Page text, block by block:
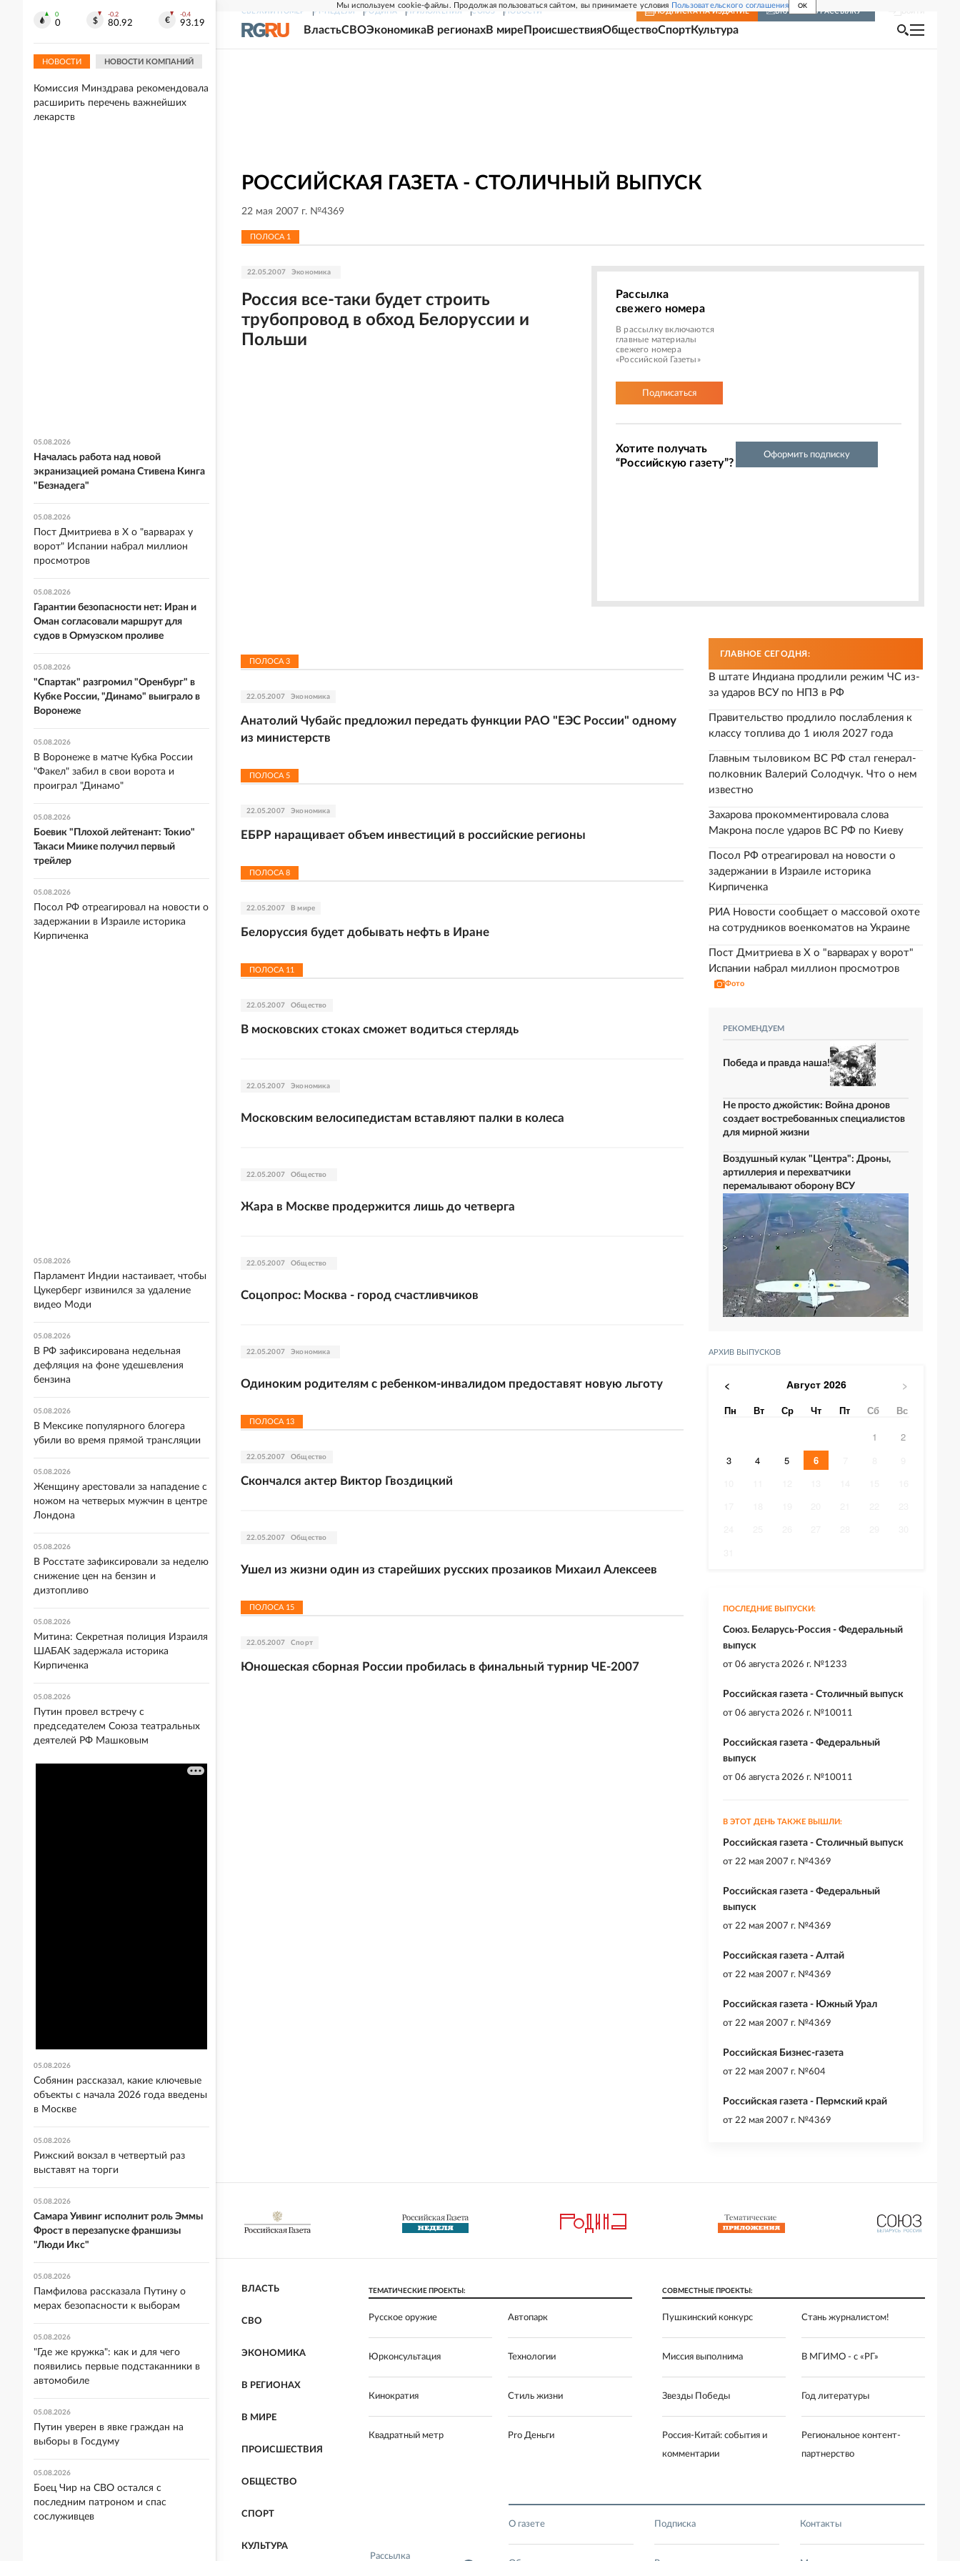
Мы используем cookie-файлы. Продолжая пользоваться сайтом, вы принимаете условия Пользовательского соглашения OK
СВЕЖИЙ НОМЕР РГ-НЕДЕЛЯ РОДИНА ПРИЛОЖЕНИЯ СОЮЗ НОВОСТИ ПОДПИСКА НА ИЗДАНИЕ ВКЛЮЧИТЬ РАССЫЛКУ
ВластьСВОЭкономикаВ регионахВ мире ПроисшествияОбществоСпортКультура
РОССИЙСКАЯ ГАЗЕТА - СТОЛИЧНЫЙ ВЫПУСК
22 мая 2007 г. №4369
ПОЛОСА 1
22.05.2007 Экономика
Россия все-таки будет строить
трубопровод в обход Белоруссии и
Польши
Рассылка
свежего номера
В рассылку включаются
главные материалы
свежего номера
«Российской Газеты»
Подписаться
Хотите получать
“Российскую газету”?
Оформить подписку
ПОЛОСА 3
22.05.2007 Экономика
Анатолий Чубайс предложил передать функции РАО "ЕЭС России" одному
из министерств
ПОЛОСА 5
22.05.2007 Экономика
ЕБРР наращивает объем инвестиций в российские регионы
ПОЛОСА 8
22.05.2007 В мире
Белоруссия будет добывать нефть в Иране
ПОЛОСА 11
22.05.2007 Общество
В московских стоках сможет водиться стерлядь
22.05.2007 Экономика
Московским велосипедистам вставляют палки в колеса
22.05.2007 Общество
Жара в Москве продержится лишь до четверга
22.05.2007 Общество
Соцопрос: Москва - город счастливчиков
22.05.2007 Экономика
Одиноким родителям с ребенком-инвалидом предоставят новую льготу
ПОЛОСА 13
22.05.2007 Общество
Скончался актер Виктор Гвоздицкий
22.05.2007 Общество
Ушел из жизни один из старейших русских прозаиков Михаил Алексеев
ПОЛОСА 15
22.05.2007 Спорт
Юношеская сборная России пробилась в финальный турнир ЧЕ-2007
ГЛАВНОЕ СЕГОДНЯ:
В штате Индиана продлили режим ЧС из-
за ударов ВСУ по НПЗ в РФ
Правительство продлило послабления к
классу топлива до 1 июля 2027 года
Главным тыловиком ВС РФ стал генерал-
полковник Валерий Солодчук. Что о нем
известно
Захарова прокомментировала слова
Макрона после ударов ВС РФ по Киеву
Посол РФ отреагировал на новости о
задержании в Израиле историка
Кирпиченка
РИА Новости сообщает о массовой охоте
на сотрудников военкоматов на Украине
Пост Дмитриева в X о "варварах у ворот"
Испании набрал миллион просмотров
Фото
РЕКОМЕНДУЕМ
Победа и правда наша!
Не просто джойстик: Война дронов
создает востребованных специалистов
для мирной жизни
Воздушный кулак "Центра": Дроны,
артиллерия и перехватчики
перемалывают оборону ВСУ
АРХИВ ВЫПУСКОВ
< Август 2026 >
Пн Вт Ср Чт Пт Сб
Вс
1
2
3
4 5 6
ПОСЛЕДНИЕ ВЫПУСКИ:
Союз. Беларусь-Россия - Федеральный
выпуск
от 06 августа 2026 г. №1233
Российская газета - Столичный выпуск
от 06 августа 2026 г. №10011
Российская газета - Федеральный
выпуск
от 06 августа 2026 г. №10011
В ЭТОТ ДЕНЬ ТАКЖЕ ВЫШЛИ:
Российская газета - Столичный выпуск
от 22 мая 2007 г. №4369
Российская газета - Федеральный
выпуск
от 22 мая 2007 г. №4369
Российская газета - Алтай
от 22 мая 2007 г. №4369
Российская газета - Южный Урал
от 22 мая 2007 г. №4369
Российская Бизнес-газета
от 22 мая 2007 г. №604
Российская газета - Пермский край
от 22 мая 2007 г. №4369
ВЛАСТЬ
СВО
ЭКОНОМИКА
В РЕГИОНАХ
В МИРЕ
ПРОИСШЕСТВИЯ
ОБЩЕСТВО
СПОРТ
КУЛЬТУРА
ТЕМАТИЧЕСКИЕ ПРОЕКТЫ:
Русское оружие Автопарк
Юрконсультация Технологии
Кинократия Стиль жизни
Квадратный метр Pro Деньги
СОВМЕСТНЫЕ ПРОЕКТЫ:
Пушкинский конкурс Стань журналистом!
Миссия выполнима В МГИМО - с «РГ»
Звезды Победы Год литературы
Россия-Китай: события и
комментарии
Региональное контент-
партнерство
О газете Подписка Контакты
Рассылка
0
0
-0.2
80.92
-0.4
93.19
НОВОСТИ НОВОСТИ КОМПАНИЙ
Захарова прокомментировала слова
Макрона после ударов ВС РФ по
Комиссия Минздрава рекомендовала
расширить перечень важнейших
лекарств
05.08.2026
Началась работа над новой
экранизацией романа Стивена Кинга
"Безнадега"
05.08.2026
Пост Дмитриева в X о "варварах у
ворот" Испании набрал миллион
просмотров
05.08.2026
Гарантии безопасности нет: Иран и
Оман согласовали маршрут для
судов в Ормузском проливе
05.08.2026
"Спартак" разгромил "Оренбург" в
Кубке России, "Динамо" выиграло в
Воронеже
05.08.2026
В Воронеже в матче Кубка России
"Факел" забил в свои ворота и
проиграл "Динамо"
05.08.2026
Боевик "Плохой лейтенант: Токио"
Такаси Миике получил первый
трейлер
05.08.2026
Посол РФ отреагировал на новости о
задержании в Израиле историка
Кирпиченка
05.08.2026
Парламент Индии настаивает, чтобы
Цукерберг извинился за удаление
видео Моди
05.08.2026
В РФ зафиксирована недельная
дефляция на фоне удешевления
бензина
05.08.2026
В Мексике популярного блогера
убили во время прямой трансляции
05.08.2026
Женщину арестовали за нападение с
ножом на четверых мужчин в центре
Лондона
05.08.2026
В Росстате зафиксировали за неделю
снижение цен на бензин и
дизтопливо
05.08.2026
Митина: Секретная полиция Израиля
ШАБАК задержала историка
Кирпиченка
05.08.2026
Путин провел встречу с
председателем Союза театральных
деятелей РФ Машковым
05.08.2026
Собянин рассказал, какие ключевые
объекты с начала 2026 года введены
в Москве
05.08.2026
Рижский вокзал в четвертый раз
выставят на торги
05.08.2026
Самара Уивинг исполнит роль Эммы
Фрост в перезапуске франшизы
"Люди Икс"
05.08.2026
Памфилова рассказала Путину о
мерах безопасности к выборам
05.08.2026
"Где же кружка": как и для чего
появились первые подстаканники в
автомобиле
05.08.2026
Путин уверен в явке граждан на
выборы в Госдуму
05.08.2026
Боец Чир на СВО остался с
последним патроном и спас
сослуживцев